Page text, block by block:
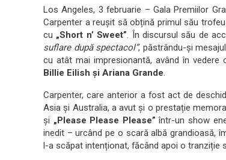
Los Angeles, 3 februarie – Gala Premiilor
Carpenter a reușit să obțină primul său
cu „Short n’ Sweet”. În discursul său de
suflare după spectacol”, păstrându-și
cu atât mai impresionantă, având în
Billie Eilish și Ariana Grande.
Carpenter, care anterior a fost act de
Asia și Australia, a avut și o prestație
și „Please Please Please” într-un show
inedit – urcând pe o scară albă grandioasă,
l-a scăpat intenționat, făcând apoi o tranziție